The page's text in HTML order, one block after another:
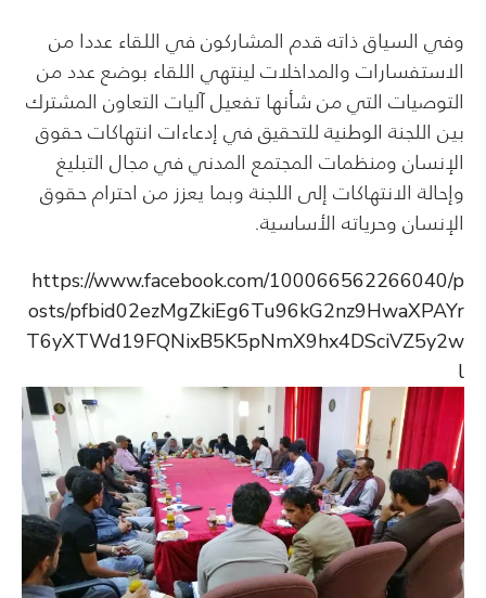
وفي السياق ذاته قدم المشاركون في اللقاء عددا من
الاستفسارات والمداخلات لينتهي اللقاء بوضع عدد من
التوصيات التي من شأنها تفعيل آليات التعاون المشترك
بين اللجنة الوطنية للتحقيق في إدعاءات انتهاكات حقوق
الإنسان ومنظمات المجتمع المدني في مجال التبليغ
وإحالة الانتهاكات إلى اللجنة وبما يعزز من احترام حقوق
الإنسان وحرياته الأساسية.
https://www.facebook.com/100066562266040/p
osts/pfbid02ezMgZkiEg6Tu96kG2nz9HwaXPAYr
T6yXTWd19FQNixB5K5pNmX9hx4DSciVZ5y2w
l